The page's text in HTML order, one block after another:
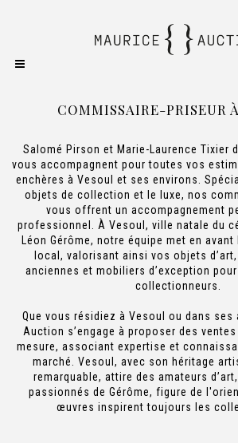
COMMISSAIRE-PRISEUR
Salomé Pirson et Marie-Laurence Tixier
vous accompagnent pour toutes vos
enchères à Vesoul et ses environs.
objets de collection et le luxe, nos
vous offrent un accompagnement
professionnel. À Vesoul, ville natale du
Léon Gérôme, notre équipe met en
local, valorisant ainsi vos objets
anciennes et mobiliers d’exception
collectionneurs.
Que vous résidiez à Vesoul ou dans ses
Auction s’engage à proposer des
mesure, associant expertise et
marché. Vesoul, avec son héritage
remarquable, attire des amateurs
passionnés de Gérôme, figure de
œuvres inspirent toujours les